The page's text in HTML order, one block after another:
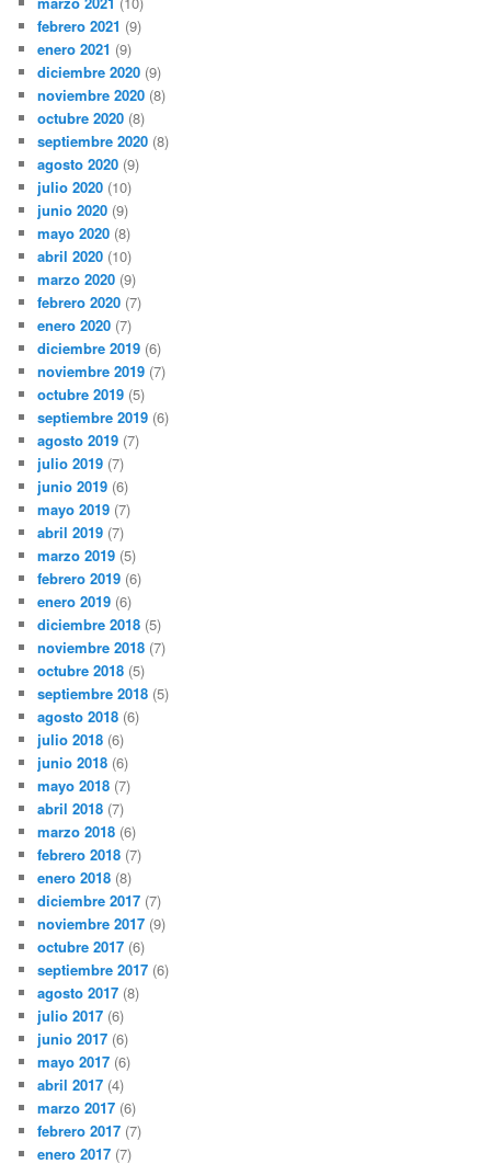
febrero 2021 (9)
enero 2021 (9)
diciembre 2020 (9)
noviembre 2020 (8)
octubre 2020 (8)
septiembre 2020 (8)
agosto 2020 (9)
julio 2020 (10)
junio 2020 (9)
mayo 2020 (8)
abril 2020 (10)
marzo 2020 (9)
febrero 2020 (7)
enero 2020 (7)
diciembre 2019 (6)
noviembre 2019 (7)
octubre 2019 (5)
septiembre 2019 (6)
agosto 2019 (7)
julio 2019 (7)
junio 2019 (6)
mayo 2019 (7)
abril 2019 (7)
marzo 2019 (5)
febrero 2019 (6)
enero 2019 (6)
diciembre 2018 (5)
noviembre 2018 (7)
octubre 2018 (5)
septiembre 2018 (5)
agosto 2018 (6)
julio 2018 (6)
junio 2018 (6)
mayo 2018 (7)
abril 2018 (7)
marzo 2018 (6)
febrero 2018 (7)
enero 2018 (8)
diciembre 2017 (7)
noviembre 2017 (9)
octubre 2017 (6)
septiembre 2017 (6)
agosto 2017 (8)
julio 2017 (6)
junio 2017 (6)
mayo 2017 (6)
abril 2017 (4)
marzo 2017 (6)
febrero 2017 (7)
enero 2017 (7)